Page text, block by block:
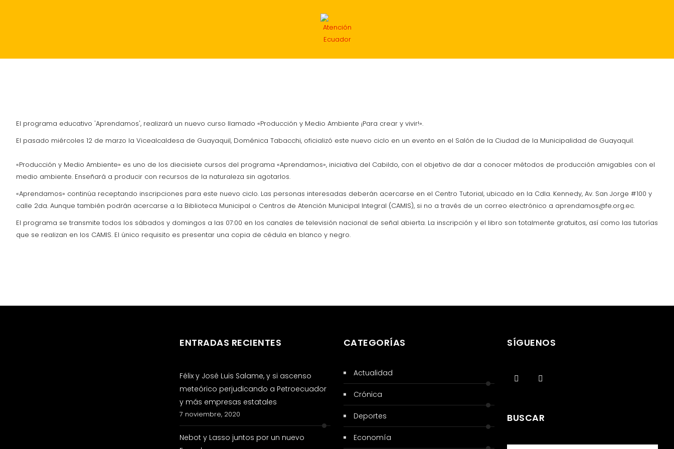
El programa educativo 'Aprendamos', realizará un nuevo curso llamado «Producción y Medio Ambiente ¡Para crear y vivir!».
El pasado miércoles 12 de marzo la Vicealcaldesa de Guayaquil, Doménica Tabacchi, oficializó este nuevo ciclo en un evento en el Salón de la Ciudad de la Municipalidad de Guayaquil.
«Producción y Medio Ambiente» es uno de los diecisiete cursos del programa «Aprendamos», iniciativa del Cabildo, con el objetivo de dar a conocer métodos de producción amigables con el
medio ambiente. Enseñará a producir con recursos de la naturaleza sin agotarlos.
«Aprendamos» continúa receptando inscripciones para este nuevo ciclo. Las personas interesadas deberán acercarse en el Centro Tutorial, ubicado en la Cdla. Kennedy, Av. San Jorge #100 y
calle 2da. Aunque también podrán acercarse a la Biblioteca Municipal o Centros de Atención Municipal Integral (CAMIS), si no a través de un correo electrónico a aprendamos@fe.org.ec.
El programa se transmite todos los sábados y domingos a las 07:00 en los canales de televisión nacional de señal abierta. La inscripción y el libro son totalmente gratuitos, así como las tutorías
que se realizan en los CAMIS. El único requisito es presentar una copia de cédula en blanco y negro.
ENTRADAS RECIENTES
Félix y José Luis Salame, y si ascenso
meteórico perjudicando a Petroecuador
y más empresas estatales
7 noviembre, 2020
Nebot y Lasso juntos por un nuevo
CATEGORÍAS
Actualidad
Crónica
Deportes
Economía
SÍGUENOS
BUSCAR